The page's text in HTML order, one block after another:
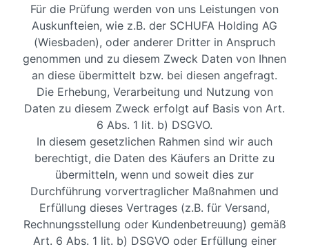
Für die Prüfung werden von uns Leistungen von
Auskunfteien, wie z.B. der SCHUFA Holding AG
(Wiesbaden), oder anderer Dritter in Anspruch
genommen und zu diesem Zweck Daten von Ihnen
an diese übermittelt bzw. bei diesen angefragt.
Die Erhebung, Verarbeitung und Nutzung von
Daten zu diesem Zweck erfolgt auf Basis von Art.
6 Abs. 1 lit. b) DSGVO.
In diesem gesetzlichen Rahmen sind wir auch
berechtigt, die Daten des Käufers an Dritte zu
übermitteln, wenn und soweit dies zur
Durchführung vorvertraglicher Maßnahmen und
Erfüllung dieses Vertrages (z.B. für Versand,
Rechnungsstellung oder Kundenbetreuung) gemäß
Art. 6 Abs. 1 lit. b) DSGVO oder Erfüllung einer